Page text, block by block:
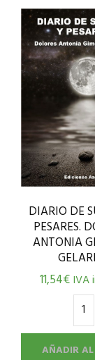
DIARIO DE
PESARES.
ANTONIA
11,54€ IVA
AÑADIR